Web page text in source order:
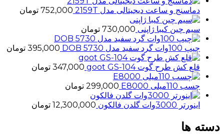
دماسنج و ساعت دیجیتالی مدل 2159T
752,000 تومان
سیم چین کیبا ژاپنی 730,000 تومان
چیپ 100وات گرد سفید مدل 5730 DOB
395,000 تومان
قلع کش طرح گوت goot GS-104
347,000 تومان
چسب 110میلی E8000
299,000 تومان
اینورتر 3000وات گلدن فالکون
12,300,000 تومان
دسته ها